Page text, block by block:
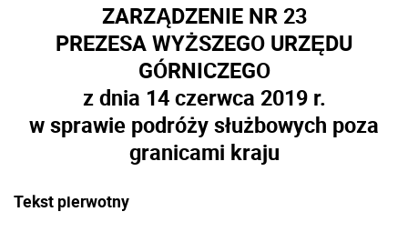
ZARZĄDZENIE NR 23
PREZESA WYŻSZEGO URZĘDU
GÓRNICZEGO
z dnia 14 czerwca 2019 r.
w sprawie podróży służbowych poza
granicami kraju
Tekst pierwotny